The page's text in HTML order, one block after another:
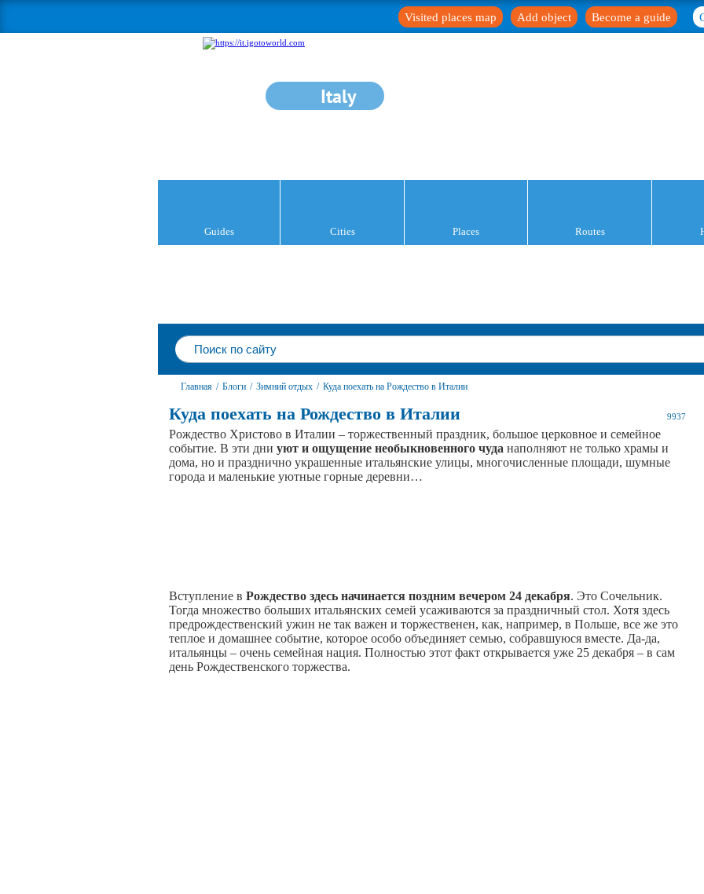
Become a guide
Add object
Visited places map
Italy
Guides Cities Places Routes
Главная / Блоги / Зимний отдых / Куда поехать на Рождество в Италии
Куда поехать на Рождество в Италии 9937
Рождество Христово в Италии – торжественный праздник, большое церковное и семейное
событие. В эти дни уют и ощущение необыкновенного чуда наполняют не только храмы и
дома, но и празднично украшенные итальянские улицы, многочисленные площади, шумные
города и маленькие уютные горные деревни…
Вступление в Рождество здесь начинается поздним вечером 24 декабря. Это Сочельник.
Тогда множество больших итальянских семей усаживаются за праздничный стол. Хотя здесь
предрождественский ужин не так важен и торжественен, как, например, в Польше, все же это
теплое и домашнее событие, которое особо объединяет семью, собравшуюся вместе. Да-да,
итальянцы – очень семейная нация. Полностью этот факт открывается уже 25 декабря – в сам
день Рождественского торжества.